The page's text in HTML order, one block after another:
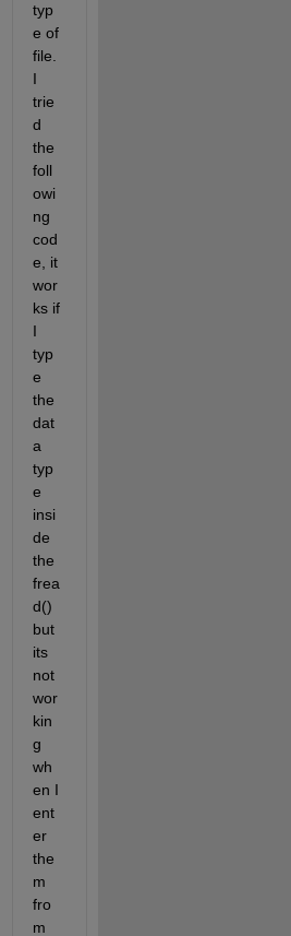
typ
e of
file.
I
trie
d
the
foll
owi
ng
cod
e, it
wor
ks if
I
typ
e
the
dat
a
typ
e
insi
de
the
frea
d()
but
its
not
wor
kin
g
wh
en I
ent
er
the
m
fro
m